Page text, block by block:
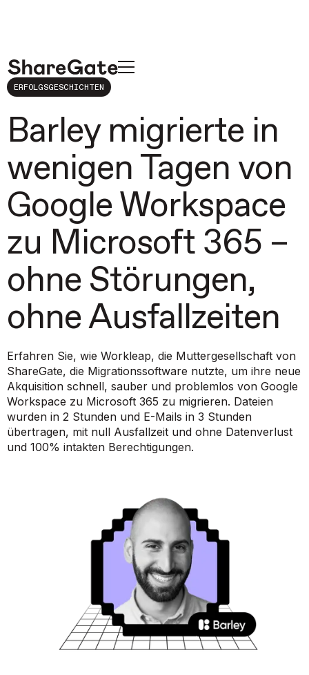
ERFOLGSGESCHICHTEN
Barley migrierte in
wenigen Tagen von
Google Workspace
zu Microsoft 365 –
ohne Störungen,
ohne Ausfallzeiten
Erfahren Sie, wie Workleap, die Muttergesellschaft von
ShareGate, die Migrationssoftware nutzte, um ihre neue
Akquisition schnell, sauber und problemlos von Google
Workspace zu Microsoft 365 zu migrieren. Dateien
wurden in 2 Stunden und E-Mails in 3 Stunden
übertragen, mit null Ausfallzeit und ohne Datenverlust
und 100% intakten Berechtigungen.